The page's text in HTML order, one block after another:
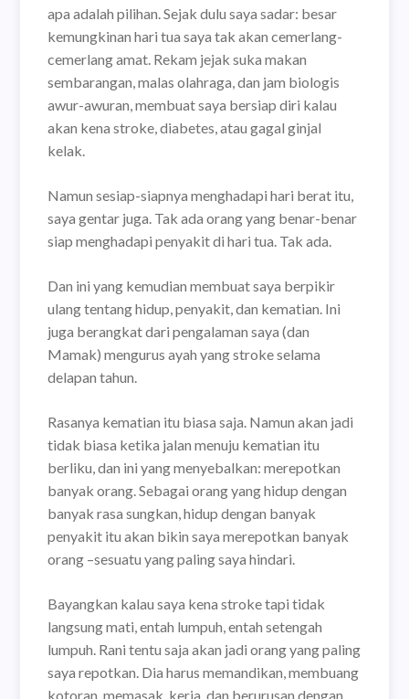
apa adalah pilihan. Sejak dulu saya sadar: besar
kemungkinan hari tua saya tak akan cemerlang-
cemerlang amat. Rekam jejak suka makan
sembarangan, malas olahraga, dan jam biologis
awur-awuran, membuat saya bersiap diri kalau
akan kena stroke, diabetes, atau gagal ginjal
kelak.
Namun sesiap-siapnya menghadapi hari berat itu,
saya gentar juga. Tak ada orang yang benar-benar
siap menghadapi penyakit di hari tua. Tak ada.
Dan ini yang kemudian membuat saya berpikir
ulang tentang hidup, penyakit, dan kematian. Ini
juga berangkat dari pengalaman saya (dan
Mamak) mengurus ayah yang stroke selama
delapan tahun.
Rasanya kematian itu biasa saja. Namun akan jadi
tidak biasa ketika jalan menuju kematian itu
berliku, dan ini yang menyebalkan: merepotkan
banyak orang. Sebagai orang yang hidup dengan
banyak rasa sungkan, hidup dengan banyak
penyakit itu akan bikin saya merepotkan banyak
orang –sesuatu yang paling saya hindari.
Bayangkan kalau saya kena stroke tapi tidak
langsung mati, entah lumpuh, entah setengah
lumpuh. Rani tentu saja akan jadi orang yang paling
saya repotkan. Dia harus memandikan, membuang
kotoran, memasak, kerja, dan berurusan dengan